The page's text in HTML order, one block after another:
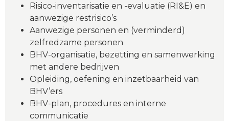
Risico-inventarisatie en -evaluatie (RI&E) en
aanwezige restrisico’s
Aanwezige personen en (verminderd)
zelfredzame personen
BHV-organisatie, bezetting en samenwerking
met andere bedrijven
Opleiding, oefening en inzetbaarheid van
BHV’ers
BHV-plan, procedures en interne
communicatie